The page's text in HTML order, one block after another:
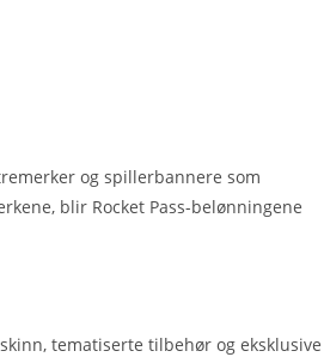
og spillerbannere som
blir Rocket Pass-belønningene
tematiserte tilbehør og eksklusive